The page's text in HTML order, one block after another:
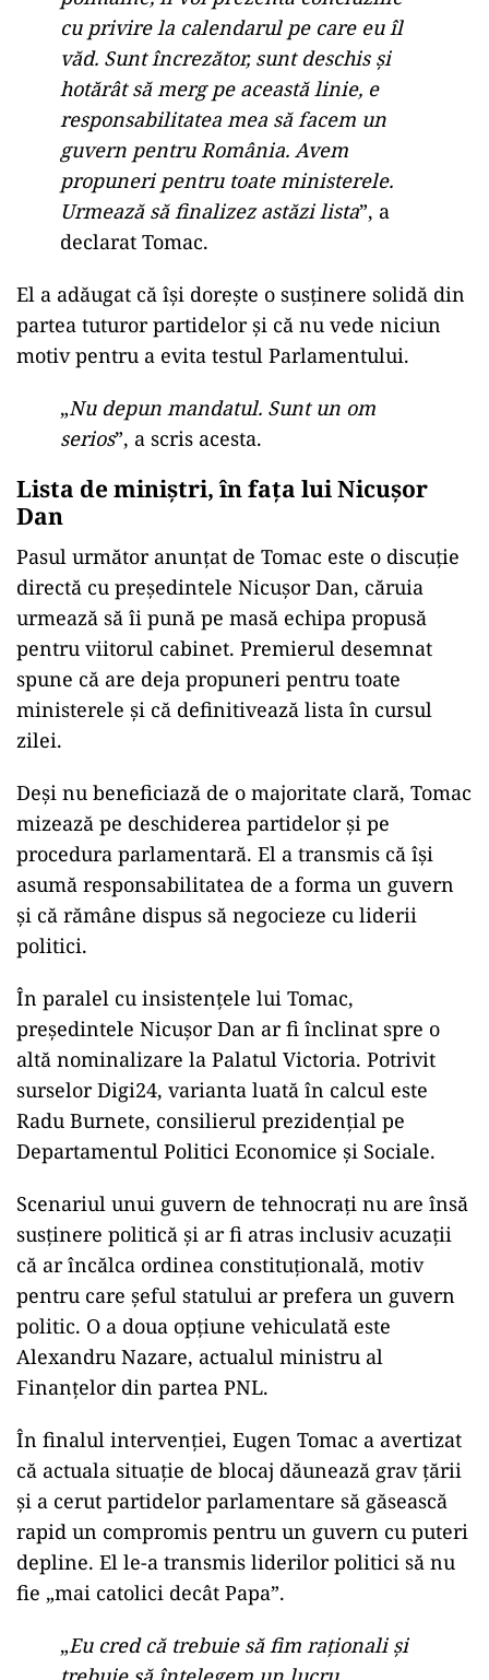
cu privire la calendarul pe care eu îl
văd. Sunt încrezător, sunt deschis și
hotărât să merg pe această linie, e
responsabilitatea mea să facem un
guvern pentru România. Avem
propuneri pentru toate ministerele.
Urmează să finalizez astăzi lista”, a
declarat Tomac.
El a adăugat că își dorește o susținere solidă din
partea tuturor partidelor și că nu vede niciun
motiv pentru a evita testul Parlamentului.
„Nu depun mandatul. Sunt un om
serios”, a scris acesta.
Lista de miniștri, în fața lui Nicușor
Dan
Pasul următor anunțat de Tomac este o discuție
directă cu președintele Nicușor Dan, căruia
urmează să îi pună pe masă echipa propusă
pentru viitorul cabinet. Premierul desemnat
spune că are deja propuneri pentru toate
ministerele și că definitivează lista în cursul
zilei.
Deși nu beneficiază de o majoritate clară, Tomac
mizează pe deschiderea partidelor și pe
procedura parlamentară. El a transmis că își
asumă responsabilitatea de a forma un guvern
și că rămâne dispus să negocieze cu liderii
politici.
În paralel cu insistențele lui Tomac,
președintele Nicușor Dan ar fi înclinat spre o
altă nominalizare la Palatul Victoria. Potrivit
surselor Digi24, varianta luată în calcul este
Radu Burnete, consilierul prezidențial pe
Departamentul Politici Economice și Sociale.
Scenariul unui guvern de tehnocrați nu are însă
susținere politică și ar fi atras inclusiv acuzații
că ar încălca ordinea constituțională, motiv
pentru care șeful statului ar prefera un guvern
politic. O a doua opțiune vehiculată este
Alexandru Nazare, actualul ministru al
Finanțelor din partea PNL.
În finalul intervenției, Eugen Tomac a avertizat
că actuala situație de blocaj dăunează grav țării
și a cerut partidelor parlamentare să găsească
rapid un compromis pentru un guvern cu puteri
depline. El le-a transmis liderilor politici să nu
fie „mai catolici decât Papa”.
„Eu cred că trebuie să fim raționali și